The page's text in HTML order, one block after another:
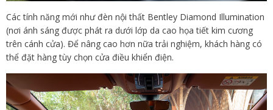
Các tính năng mới như đèn nội thất Bentley Diamond Illumination
(nơi ánh sáng được phát ra dưới lớp da cao họa tiết kim cương
trên cánh cửa). Để nâng cao hơn nữa trải nghiệm, khách hàng có
thể đặt hàng tùy chọn cửa điều khiển điện.